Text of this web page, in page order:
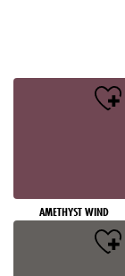
AMETHYST WIND